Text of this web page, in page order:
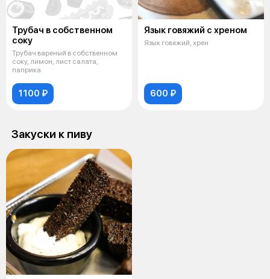
Трубач в собственном
соку
Трубач вареный в собственном
соку, лимон, лист салата,
паприка
1100 ₽
Язык говяжий с хреном
Язык говяжий, хрен
600 ₽
Закуски к пиву